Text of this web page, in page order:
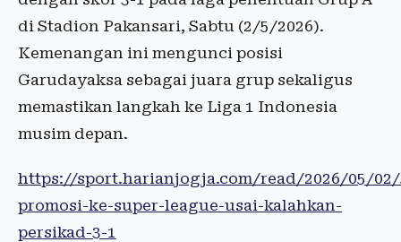
di Stadion Pakansari, Sabtu (2/5/2026).
Kemenangan ini mengunci posisi
Garudayaksa sebagai juara grup sekaligus
memastikan langkah ke Liga 1 Indonesia
musim depan.
https://sport.harianjogja.com/read/2026/05/02/
promosi-ke-super-league-usai-kalahkan-
persikad-3-1